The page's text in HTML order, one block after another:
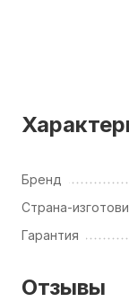
Бренд
Страна-
Гарантия
Отзывы